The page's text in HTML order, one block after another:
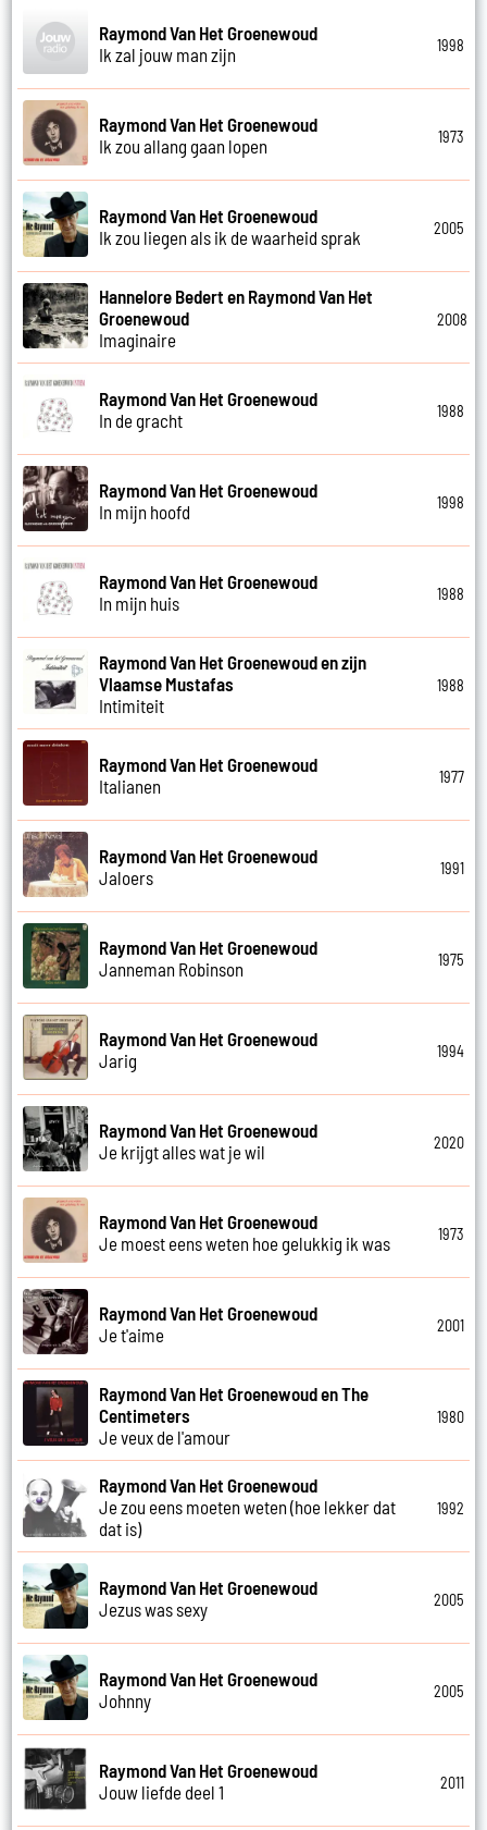
Raymond Van Het Groenewoud
Ik zal jouw man zijn
1998
Raymond Van Het Groenewoud
Ik zou allang gaan lopen
1973
Raymond Van Het Groenewoud
Ik zou liegen als ik de waarheid sprak
2005
Hannelore Bedert en Raymond Van Het
Groenewoud
Imaginaire
2008
Raymond Van Het Groenewoud
In de gracht
1988
Raymond Van Het Groenewoud
In mijn hoofd
1998
Raymond Van Het Groenewoud
In mijn huis
1988
Raymond Van Het Groenewoud en zijn
Vlaamse Mustafas
Intimiteit
1988
Raymond Van Het Groenewoud
Italianen
1977
Raymond Van Het Groenewoud
Jaloers
1991
Raymond Van Het Groenewoud
Janneman Robinson
1975
Raymond Van Het Groenewoud
Jarig
1994
Raymond Van Het Groenewoud
Je krijgt alles wat je wil
2020
Raymond Van Het Groenewoud
Je moest eens weten hoe gelukkig ik was
1973
Raymond Van Het Groenewoud
Je t'aime
2001
Raymond Van Het Groenewoud en The
Centimeters
Je veux de l'amour
1980
Raymond Van Het Groenewoud
Je zou eens moeten weten (hoe lekker dat
dat is)
1992
Raymond Van Het Groenewoud
Jezus was sexy
2005
Raymond Van Het Groenewoud
Johnny
2005
Raymond Van Het Groenewoud
Jouw liefde deel 1
2011